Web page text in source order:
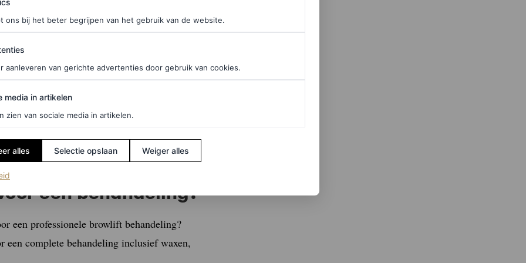
een allergische reactie zich ontwikkelt.
om lang van jeperfect browste genieten, is het
van de lotion kunnen verminderen. Het
onder de zonnebank te gaan. Ook wordt het
vlak voor de behandeling afgeraden. Heb je dit
een behandeling?
een professionele browlift behandeling?
een complete behandeling inclusief waxen,
ons bij het beter begrijpen van het gebruik van de website.
aanleveren van gerichte advertenties door gebruik van cookies.
in artikelen
media in artikelen
zien van sociale media in artikelen.
alles Selectie opslaan Weiger alles